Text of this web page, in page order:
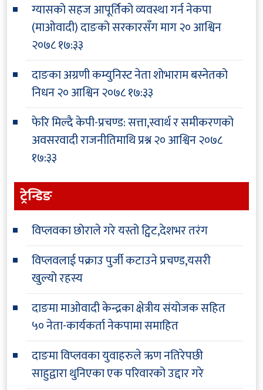
ग्यासको सहज आपूर्तिको व्यवस्था गर्न नेकपा
(माओवादी) दाङको सरकारसँग माग२० आश्विन
२०७८ १७:३३
दाङका अग्रणी कम्युनिस्ट नेता शोभाराम बस्नेतको
निधन२० आश्विन २०७८ १७:३३
फेरि मिल्दै केपी-प्रचण्ड: सत्ता,स्वार्थ र समीकरणको
अवसरवादी राजनीतिमाथि प्रश्न२० आश्विन २०७८
१७:३३
ट्रेन्डिङ
विप्लवका छोराले गरे यस्तो ट्विट,देशभर तरंग
विप्लवलाई पक्राउ पुर्जी कटाउने प्रचण्ड,यसरी
खुल्यो रहस्य
दाङमा माओवादी केन्द्रका क्षेत्रीय संयोजक सहित
५० नेता-कार्यकर्ता नेकपामा समाहित
दाङमा विप्लवका युवाहरुले ऋण नतिरेपछी
साहुद्वारा थुनिएका एक परिवारको उद्दार गरे